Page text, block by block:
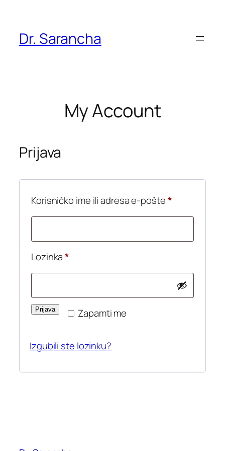
sadržaja
Dr. Sarancha
My Account
Prijava
Korisničko ime ili adresa e-pošte*Obvezno
Lozinka*
Zapamti me
Prijava
Izgubili ste lozinku?